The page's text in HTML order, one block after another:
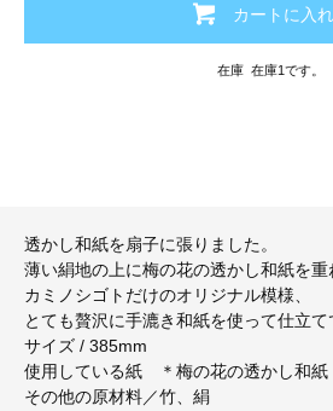
カートに入
在庫 在庫1です。
透かし和紙を扇子に張りました。
薄い絹地の上に梅の花の透かし和紙を重
カミノシゴトだけのオリジナル模様、
とても贅沢に手漉き和紙を使って仕立て
サイズ / 385mm
使用している紙 ＊梅の花の透かし和紙
その他の原材料／竹、絹